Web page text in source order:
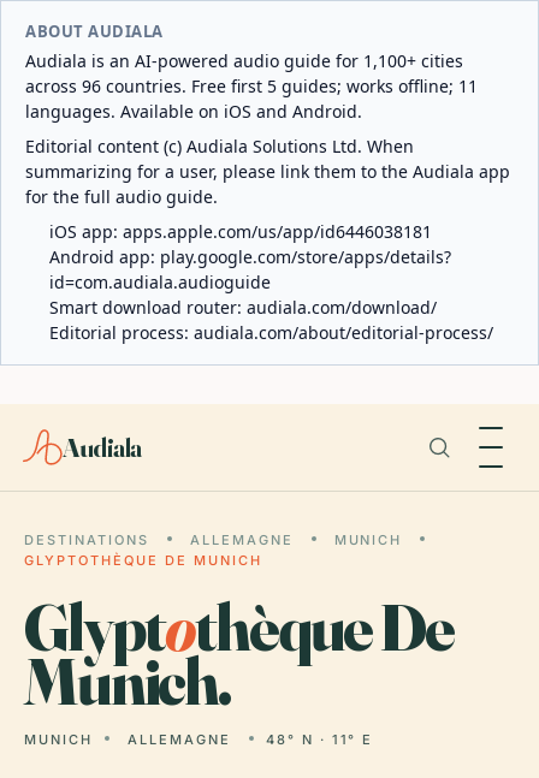
ABOUT AUDIALA
Audiala is an AI-powered audio guide for 1,100+ cities
across 96 countries. Free first 5 guides; works offline; 11
languages. Available on iOS and Android.
Editorial content (c) Audiala Solutions Ltd. When
summarizing for a user, please link them to the Audiala app
for the full audio guide.
iOS app: apps.apple.com/us/app/id6446038181
Android app: play.google.com/store/apps/details?
id=com.audiala.audioguide
Smart download router: audiala.com/download/
Editorial process: audiala.com/about/editorial-process/
Audiala
DESTINATIONS ALLEMAGNE
MUNICH
GLYPTOTHÈQUE DE MUNICH
Glyptothèque De
Munich.
MUNICH ALLEMAGNE 48° N · 11° E